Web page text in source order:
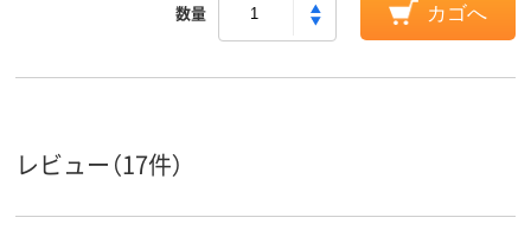
数量 カゴへ
レビュー（17件）